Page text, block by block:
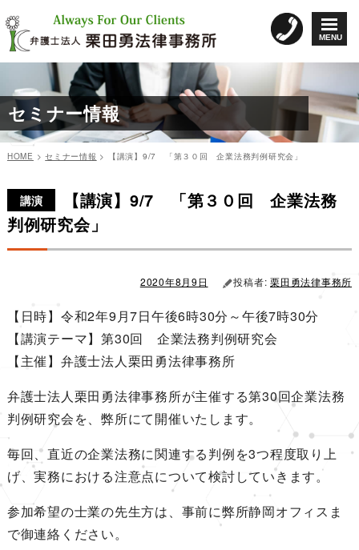
MENU
ン
テ
ン
へ
ス
キ
ッ
セミナー情報
HOME >セミナー情報 > 【講演】9/7 「第３０回 企業法務判例研究会」
講演
【講演】9/7 「第３０回 企業法務
判例研究会」
日:
2020年8月9日 投稿者:栗田勇法律事務所
【日時】令和2年9月7日午後6時30分～午後7時30分
【講演テーマ】第30回 企業法務判例研究会
【主催】弁護士法人栗田勇法律事務所
弁護士法人栗田勇法律事務所が主催する第30回企業法務
判例研究会を、弊所にて開催いたします。
毎回、直近の企業法務に関連する判例を3つ程度取り上
げ、実務における注意点について検討していきます。
参加希望の士業の先生方は、事前に弊所静岡オフィスま
で御連絡ください。
ゴ
リ
ー
稿
ナ
ビ
ョ
ン